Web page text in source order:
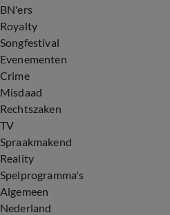
BN'ers
Royalty
Songfestival
Evenementen
Crime
Misdaad
Rechtszaken
TV
Spraakmakend
Reality
Spelprogramma's
Algemeen
Nederland